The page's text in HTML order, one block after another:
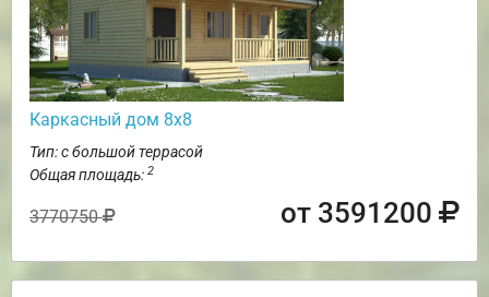
Каркасный дом 8х8
Тип: с большой террасой
Общая площадь: 2
3770750 от 3591200